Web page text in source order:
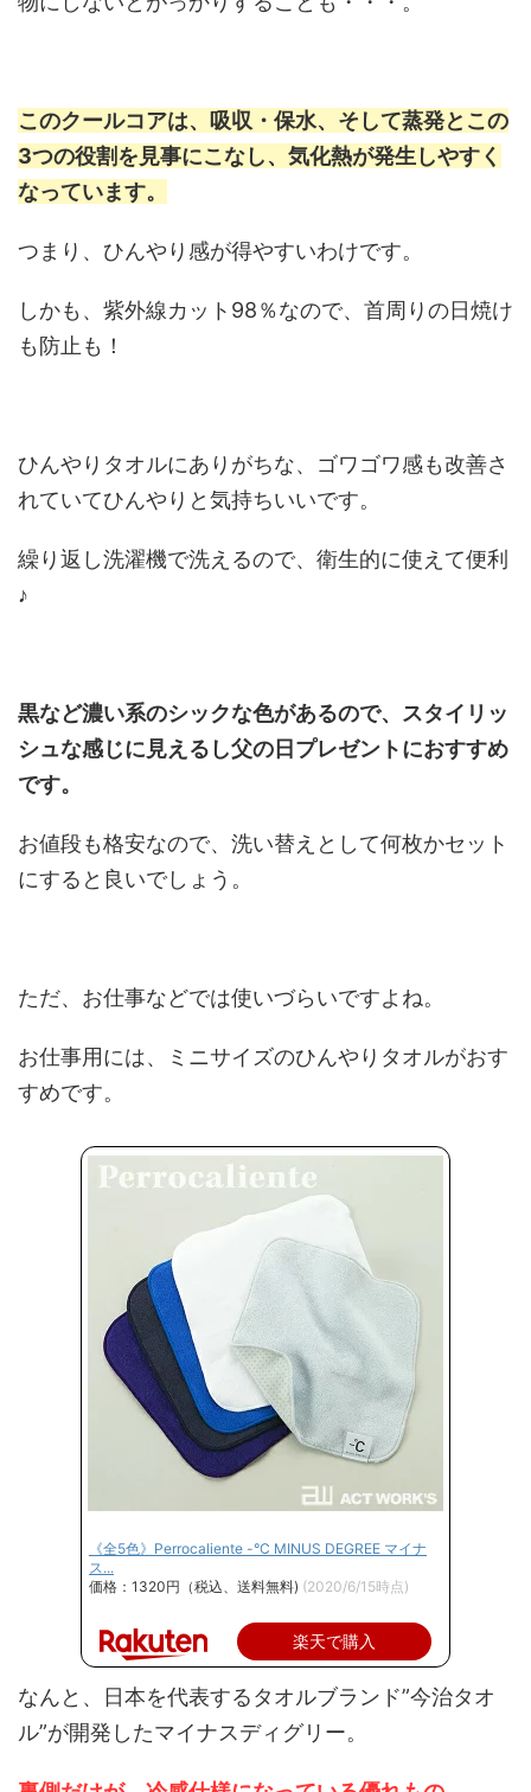
このクールコアは、吸収・保水、そして蒸発とこの
3つの役割を見事にこなし、気化熱が発生しやすく
なっています。
つまり、ひんやり感が得やすいわけです。
しかも、紫外線カット98％なので、首周りの日焼け
も防止も！
ひんやりタオルにありがちな、ゴワゴワ感も改善さ
れていてひんやりと気持ちいいです。
繰り返し洗濯機で洗えるので、衛生的に使えて便利
♪
黒など濃い系のシックな色があるので、スタイリッ
シュな感じに見えるし父の日プレゼントにおすすめ
です。
お値段も格安なので、洗い替えとして何枚かセット
にすると良いでしょう。
ただ、お仕事などでは使いづらいですよね。
お仕事用には、ミニサイズのひんやりタオルがおす
すめです。
《全5色》Perrocaliente -°C MINUS DEGREE マイナ
ス...
価格：1320円（税込、送料無料) (2020/6/15時点)
楽天で購入
なんと、日本を代表するタオルブランド”今治タオ
ル”が開発したマイナスディグリー。